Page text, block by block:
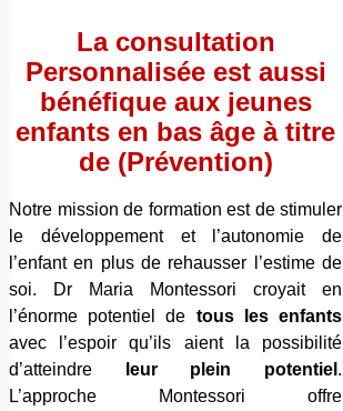
La consultation
Personnalisée est aussi
bénéfique aux jeunes
enfants en bas âge à titre
de (Prévention)
Notre mission de formation est de stimuler
le développement et l’autonomie de
l’enfant en plus de rehausser l’estime de
soi. Dr Maria Montessori croyait en
l’énorme potentiel de tous les enfants
avec l’espoir qu’ils aient la possibilité
d’atteindre
leur plein potentiel .
L’approche Montessori offre